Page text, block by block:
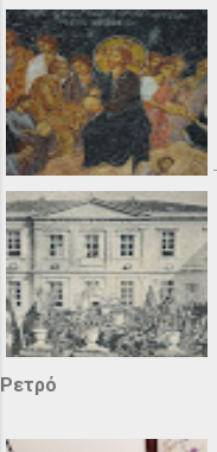
Ρετρό